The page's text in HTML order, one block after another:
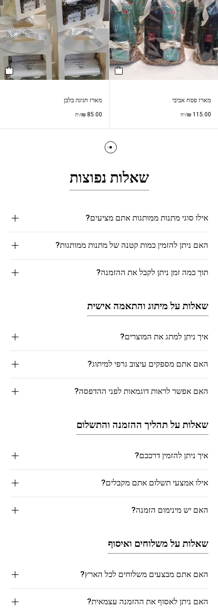
מארז פסח אביבי
₪ 115.00 /יח
מארז חגיגה בלבן
₪85.00 /יח
שאלות נפוצות
אילו סוגי מתנות ממותגות אתם מציעים?
האם ניתן להזמין כמות קטנה של מתנות ממותגות?
תוך כמה זמן ניתן לקבל את ההזמנה?
שאלות על מיתוג והתאמה אישית
איך ניתן למתג את המוצרים?
האם אתם מספקים עיצוב גרפי למיתוג?
האם אפשר לראות דוגמאות לפני ההדפסה?
שאלות על תהליך ההזמנה והתשלום
איך ניתן להזמין דרככם?
אילו אמצעי תשלום אתם מקבלים?
האם יש מינימום הזמנה?
שאלות על משלוחים ואיסוף
האם אתם מבצעים משלוחים לכל הארץ?
האם ניתן לאסוף את ההזמנה עצמאית?